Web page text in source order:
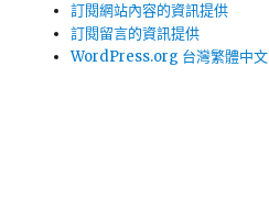
訂閱網站內容的資訊提供
訂閱留言的資訊提供
WordPress.org 台灣繁體中文